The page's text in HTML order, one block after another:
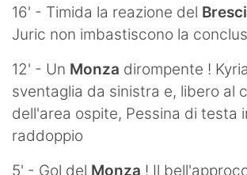
16' - Timida la reazione del
Juric non imbastiscono la
12' - Un Monza dirompente !
sventaglia da sinistra e, libero al
dell'area ospite, Pessina di testa
raddoppio
5' - Gol del Monza ! Il